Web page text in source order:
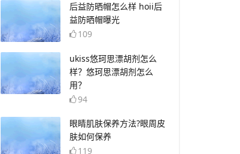
​后益防晒帽怎么样 hoii后
益防晒帽曝光
109
​ukiss悠珂思漂胡剂怎么
样？悠珂思漂胡剂怎么
用？
94
​眼睛肌肤保养方法?眼周皮
肤如何保养
119